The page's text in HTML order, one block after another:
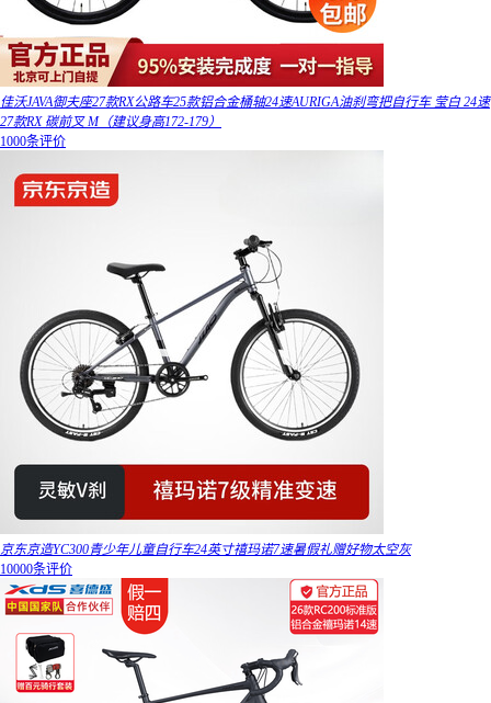
佳沃JAVA御夫座27款RX公路车25款铝合金桶轴24速AURIGA油刹弯把自行车 莹白 24速
27款RX 碳前叉 M（建议身高172-179）
1000条评价
京东京造YC300青少年儿童自行车24英寸禧玛诺7速暑假礼赠好物太空灰
10000条评价